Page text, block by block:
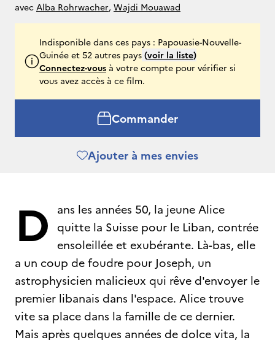
avec Alba Rohrwacher, Wajdi Mouawad
Indisponible dans ces pays : Papouasie-Nouvelle-
Guinée et 52 autres pays (voir la liste)
Connectez-vous à votre compte pour vérifier si
vous avez accès à ce film.
Commander
Ajouter à mes envies
D
ans les années 50, la jeune Alice
quitte la Suisse pour le Liban, contrée
ensoleillée et exubérante. Là-bas, elle
a un coup de foudre pour Joseph, un
astrophysicien malicieux qui rêve d'envoyer le
premier libanais dans l'espace. Alice trouve
vite sa place dans la famille de ce dernier.
Mais après quelques années de dolce vita, la